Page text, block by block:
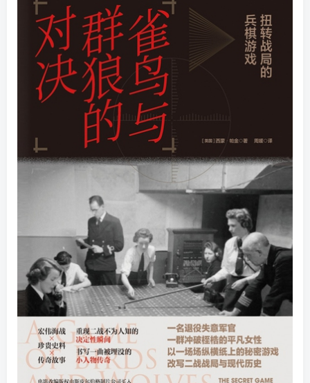
登录
没有账号？立即注册
用户名/手机号/邮箱
登录密码
记住登录 找回密码|免密登录
登录
社交账号登录